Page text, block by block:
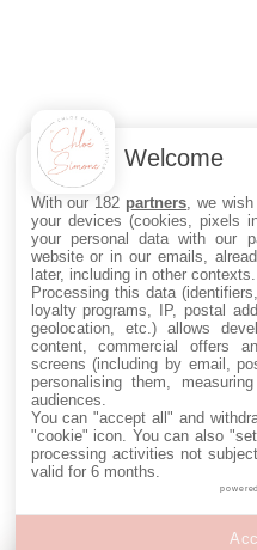
Welcome
With our 182 partners , we
your devices (cookies, pixels
your personal data with our
website or in our emails,
later, including in other contexts.
Processing this data
loyalty programs, IP, postal
geolocation, etc.) allows
content, commercial offers
screens (including by email,
personalising them,
audiences.
You can "accept all" and
"cookie" icon . You can also
processing activities not
valid for 6 months.